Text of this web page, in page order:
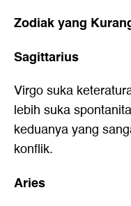
Zodiak yang
Sagittarius
Virgo suka
lebih suka
keduanya yang
konflik.
Aries